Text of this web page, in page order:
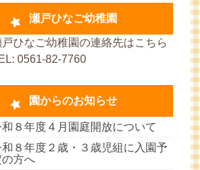
瀬戸ひなご幼稚園
戸ひなご幼稚園の連絡先はこちら
0561-82-7760
園からのお知らせ
和８年度４月園庭開放について
和８年度２歳・３歳児組に入園予
の方へ